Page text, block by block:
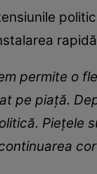
permite o
pe piaţă.
Pieţele